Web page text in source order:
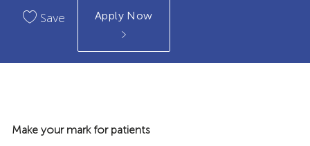
Save Apply Now
Make your mark for patients